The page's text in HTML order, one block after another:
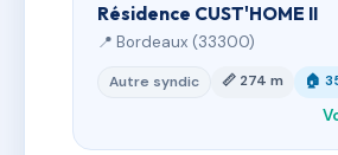
Résidence CUST'HOME II
📍 Bordeaux (33300)
Autre syndic 📏 274 m 🏠